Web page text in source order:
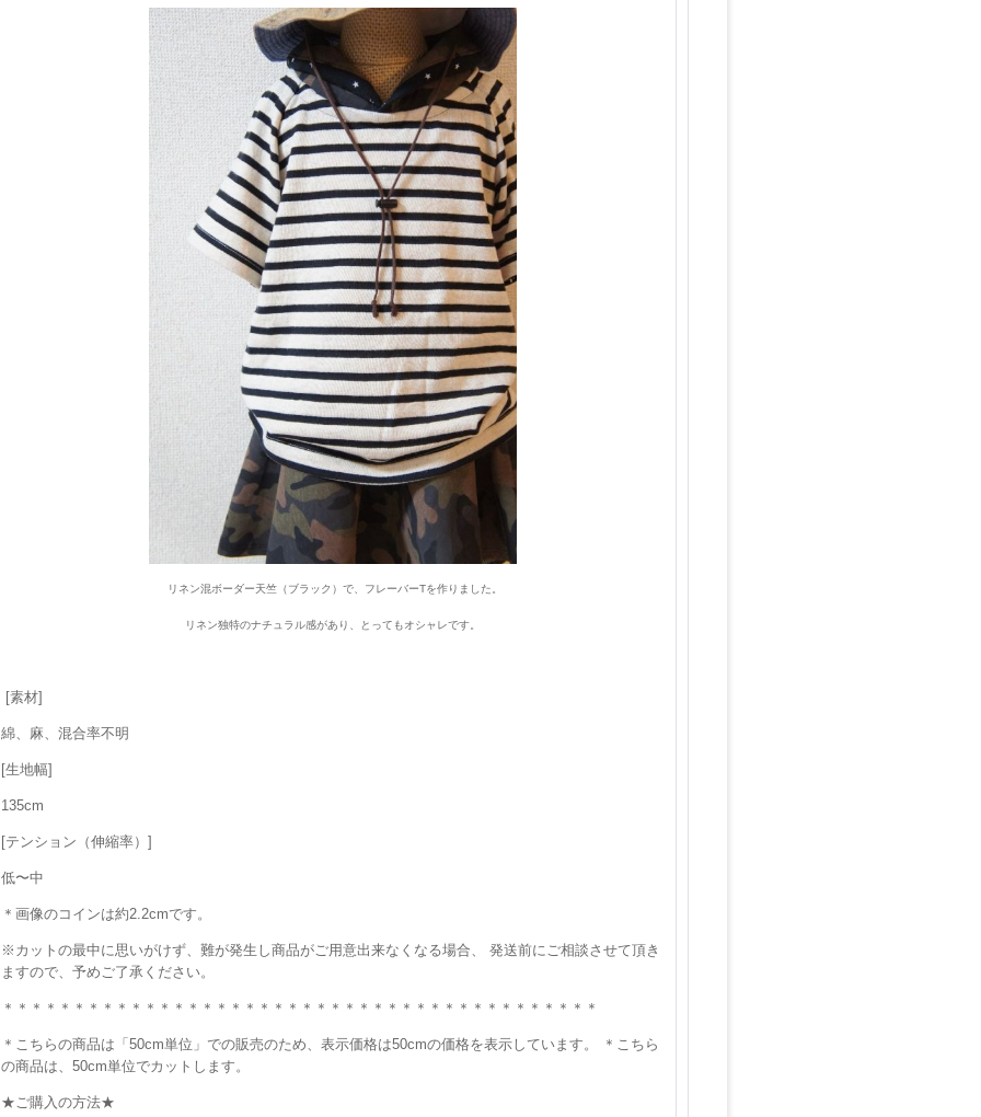
リネン混ボーダー天竺（ブラック）で、フレーバーTを作りました。
リネン独特のナチュラル感があり、とってもオシャレです。
[素材]
綿、麻、混合率不明
[生地幅]
135cm
[テンション（伸縮率）]
低〜中
＊画像のコインは約2.2cmです。
※カットの最中に思いがけず、難が発生し商品がご用意出来なくなる場合、 発送前にご相談させて頂き
ますので、予めご了承ください。
＊＊＊＊＊＊＊＊＊＊＊＊＊＊＊＊＊＊＊＊＊＊＊＊＊＊＊＊＊＊＊＊＊＊＊＊＊＊＊＊＊＊
＊こちらの商品は「50cm単位」での販売のため、表示価格は50cmの価格を表示しています。 ＊こちら
の商品は、50cm単位でカットします。
★ご購入の方法★